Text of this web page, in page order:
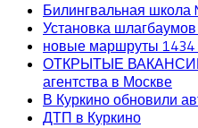
Билингвальная школа
Установка
новые маршруты 1434
ОТКРЫТЫЕ ВАКАНСИИ
агентства в Москве
В Куркино обновили
ДТП в Куркино